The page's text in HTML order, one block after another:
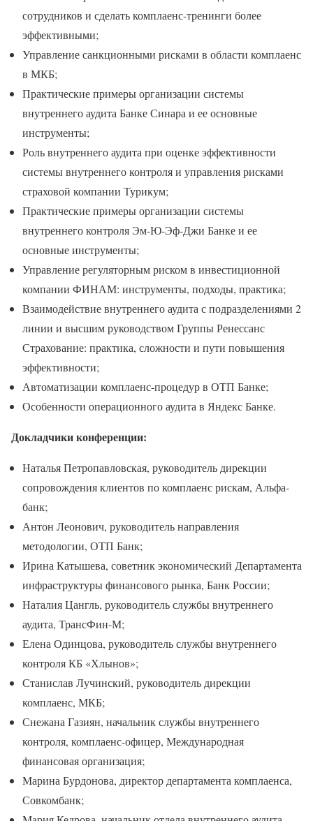
сотрудников и сделать комплаенс-тренинги более
эффективными;
Управление санкционными рисками в области комплаенс
в МКБ;
Практические примеры организации системы
внутреннего аудита Банке Синара и ее основные
инструменты;
Роль внутреннего аудита при оценке эффективности
системы внутреннего контроля и управления рисками
страховой компании Турикум;
Практические примеры организации системы
внутреннего контроля Эм-Ю-Эф-Джи Банке и ее
основные инструменты;
Управление регуляторным риском в инвестиционной
компании ФИНАМ: инструменты, подходы, практика;
Взаимодействие внутреннего аудита с подразделениями 2
линии и высшим руководством Группы Ренессанс
Страхование: практика, сложности и пути повышения
эффективности;
Автоматизации комплаенс-процедур в ОТП Банке;
Особенности операционного аудита в Яндекс Банке.
Докладчики конференции:
Наталья Петропавловская, руководитель дирекции
сопровождения клиентов по комплаенс рискам, Альфа-
банк;
Антон Леонович, руководитель направления
методологии, ОТП Банк;
Ирина Катышева, советник экономический Департамента
инфраструктуры финансового рынка, Банк России;
Наталия Цангль, руководитель службы внутреннего
аудита, ТрансФин-М;
Елена Одинцова, руководитель службы внутреннего
контроля КБ «Хлынов»;
Станислав Лучинский, руководитель дирекции
комплаенс, МКБ;
Снежана Газиян, начальник службы внутреннего
контроля, комплаенс-офицер, Международная
финансовая организация;
Марина Бурдонова, директор департамента комплаенса,
Совкомбанк;